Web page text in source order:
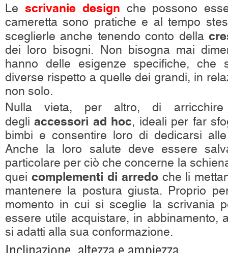
Le scrivanie design che possono
cameretta sono pratiche e al tempo
sceglierle anche tenendo conto della
dei loro bisogni. Non bisogna mai
hanno delle esigenze specifiche, che
diverse rispetto a quelle dei grandi, in
non solo.
Nulla vieta, per altro, di
degliaccessori ad hoc, ideali per far
bimbi e consentire loro di dedicarsi
Anche la loro salute deve essere
particolare per ciò che concerne la
quei complementi di arredoche li
mantenere la postura giusta. Proprio
momento in cui si sceglie la scrivania
essere utile acquistare, in abbinamento,
si adatti alla sua conformazione.